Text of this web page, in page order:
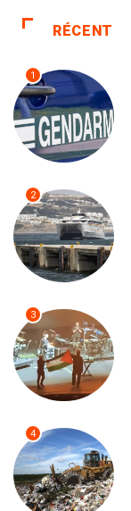
RÉCENT
1
2
3
4